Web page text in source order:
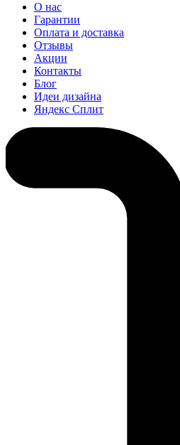
О нас
Гарантии
Оплата и доставка
Отзывы
Акции
Контакты
Блог
Идеи дизайна
Яндекс Сплит